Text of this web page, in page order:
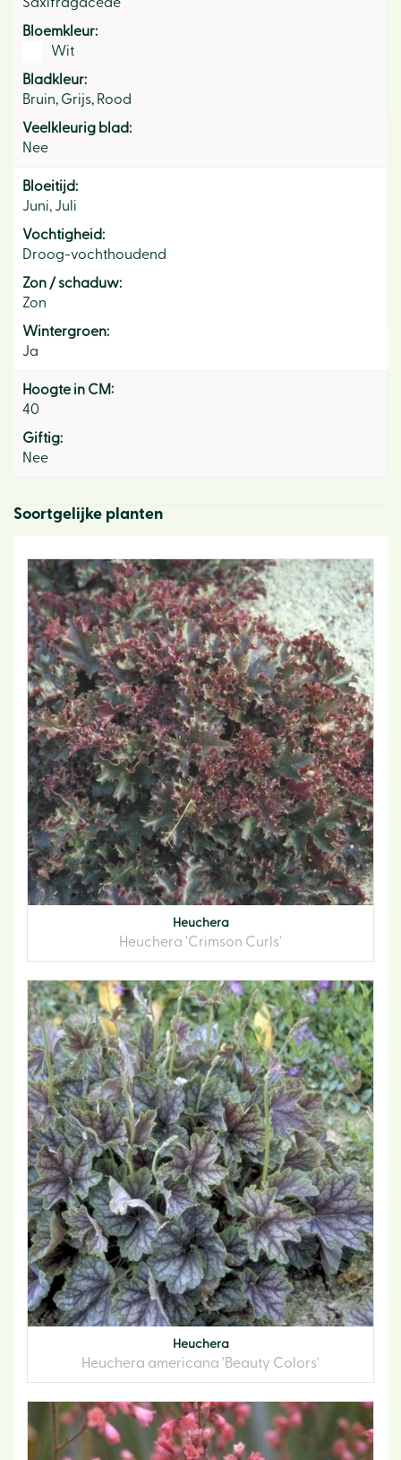
Bloemkleur:
Wit
Bladkleur:
Bruin, Grijs, Rood
Veelkleurig blad:
Nee
Bloeitijd:
Juni, Juli
Vochtigheid:
Droog-vochthoudend
Zon / schaduw:
Zon
Wintergroen:
Ja
Hoogte in CM:
40
Giftig:
Nee
Soortgelijke planten
Heuchera
Heuchera 'Crimson Curls'
Heuchera
Heuchera americana 'Beauty Colors'